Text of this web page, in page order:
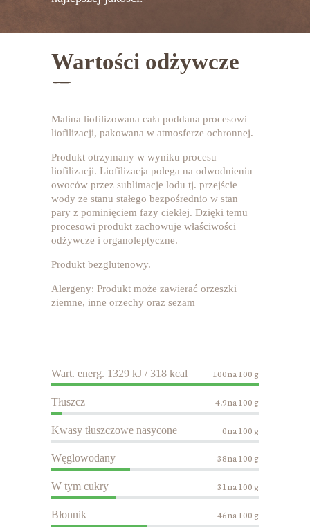
Wartości odżywcze
Malina liofilizowana cała poddana procesowi
liofilizacji, pakowana w atmosferze ochronnej.
Produkt otrzymany w wyniku procesu
liofilizacji. Liofilizacja polega na odwodnieniu
owoców przez sublimacje lodu tj. przejście
wody ze stanu stałego bezpośrednio w stan
pary z pominięciem fazy ciekłej. Dzięki temu
procesowi produkt zachowuje właściwości
odżywcze i organoleptyczne.
Produkt bezglutenowy.
Alergeny: Produkt może zawierać orzeszki
ziemne, inne orzechy oraz sezam
Wart. energ. 1329 kJ / 318 kcal 100na 100 g
Tłuszcz 4.9na 100 g
Kwasy tłuszczowe nasycone 0na 100 g
Węglowodany 38na 100 g
W tym cukry 31na 100 g
Błonnik 46na 100 g